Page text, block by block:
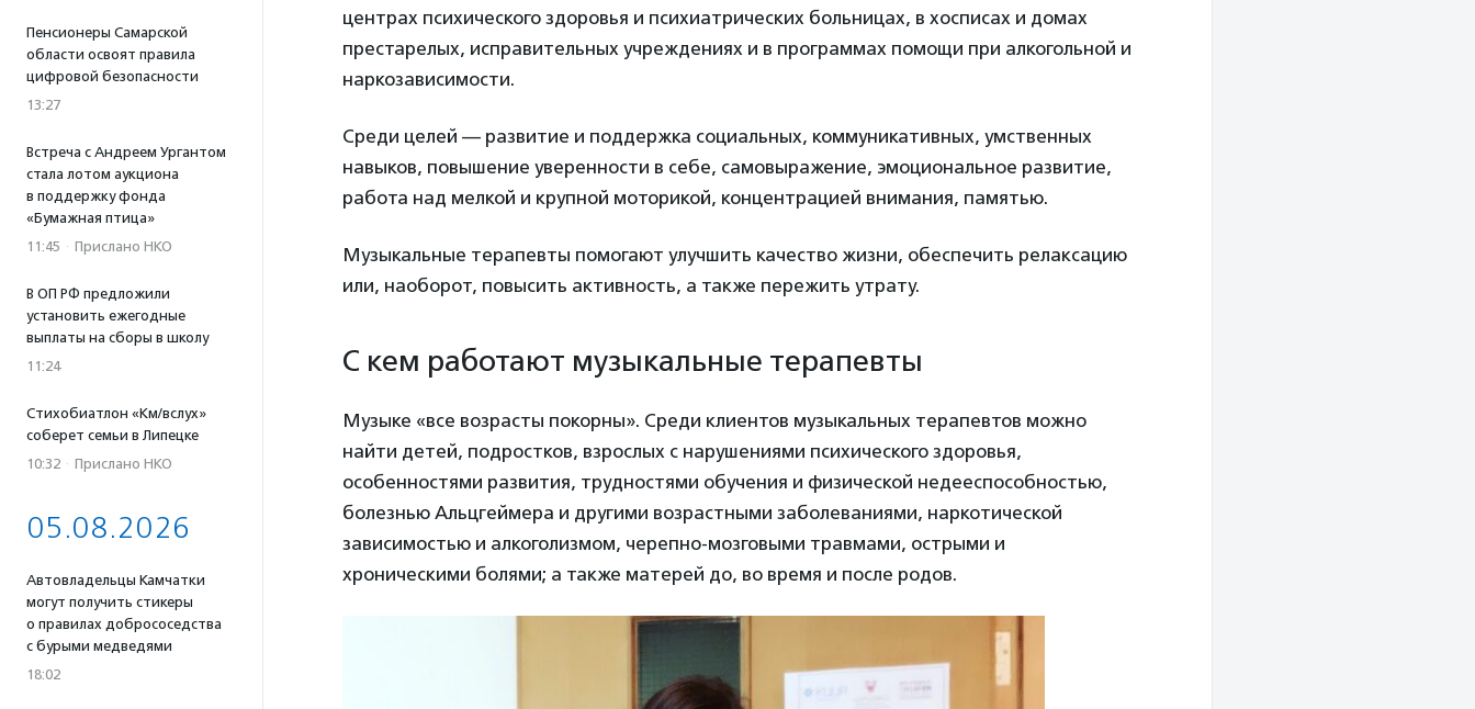
Пенсионеры Самарской
области освоят правила
цифровой безопасности
13:27
Встреча с Андреем Ургантом
стала лотом аукциона
в поддержку фонда
«Бумажная птица»
11:45 · Прислано НКО
В ОП РФ предложили
установить ежегодные
выплаты на сборы в школу
11:24
Стихобиатлон «Км/вслух»
соберет семьи в Липецке
10:32 · Прислано НКО
05.08.2026
Автовладельцы Камчатки
могут получить стикеры
о правилах добрососедства
с бурыми медведями
18:02
центрах психического здоровья и психиатрических больницах, в хосписах и домах
престарелых, исправительных учреждениях и в программах помощи при алкогольной и
наркозависимости.
Среди целей — развитие и поддержка социальных, коммуникативных, умственных
навыков, повышение уверенности в себе, самовыражение, эмоциональное развитие,
работа над мелкой и крупной моторикой, концентрацией внимания, памятью.
Музыкальные терапевты помогают улучшить качество жизни, обеспечить релаксацию
или, наоборот, повысить активность, а также пережить утрату.
С кем работают музыкальные терапевты
Музыке «все возрасты покорны». Среди клиентов музыкальных терапевтов можно
найти детей, подростков, взрослых с нарушениями психического здоровья,
особенностями развития, трудностями обучения и физической недееспособностью,
болезнью Альцгеймера и другими возрастными заболеваниями, наркотической
зависимостью и алкоголизмом, черепно-мозговыми травмами, острыми и
хроническими болями; а также матерей до, во время и после родов.